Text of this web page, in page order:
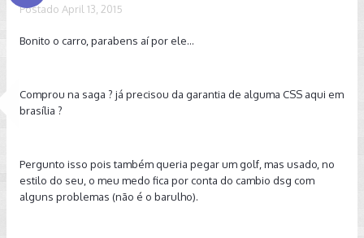
Postado April 13, 2015
Bonito o carro, parabens aí por ele...
Comprou na saga ? já precisou da garantia de alguma CSS aqui em
brasília ?
Pergunto isso pois também queria pegar um golf, mas usado, no
estilo do seu, o meu medo fica por conta do cambio dsg com
alguns problemas (não é o barulho).